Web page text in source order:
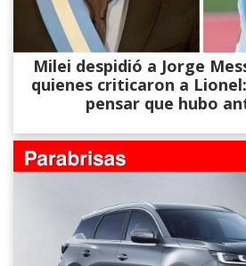
Milei despidió a Jorge
quienes criticaron a
pensar que hubo